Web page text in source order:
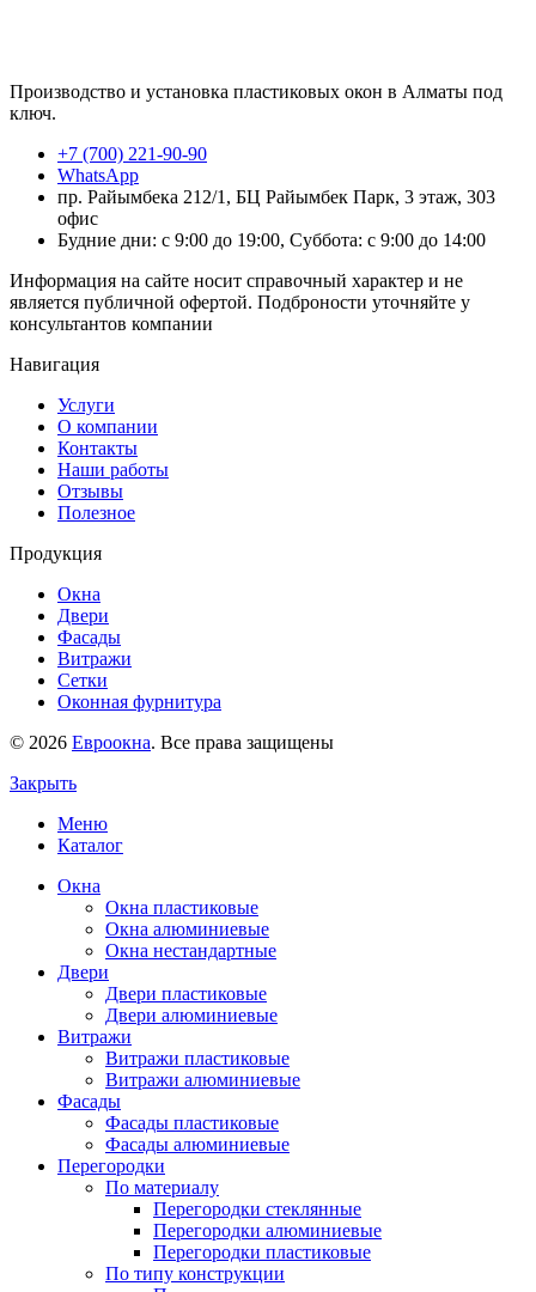
Производство и установка пластиковых окон в Алматы под
ключ.
+7 (700) 221-90-90
WhatsApp
пр. Райымбека 212/1, БЦ Райымбек Парк, 3 этаж, 303
офис
Будние дни: с 9:00 до 19:00, Суббота: с 9:00 до 14:00
Информация на сайте носит справочный характер и не
является публичной офертой. Подброности уточняйте у
консультантов компании
Навигация
Услуги
О компании
Контакты
Наши работы
Отзывы
Полезное
Продукция
Окна
Двери
Фасады
Витражи
Сетки
Оконная фурнитура
© 2026 Евроокна. Все права защищены
Закрыть
Меню
Каталог
Окна
Окна пластиковые
Окна алюминиевые
Окна нестандартные
Двери
Двери пластиковые
Двери алюминиевые
Витражи
Витражи пластиковые
Витражи алюминиевые
Фасады
Фасады пластиковые
Фасады алюминиевые
Перегородки
По материалу
Перегородки стеклянные
Перегородки алюминиевые
Перегородки пластиковые
По типу конструкции